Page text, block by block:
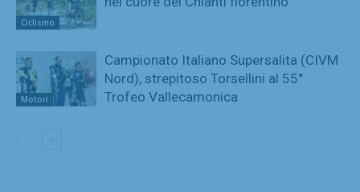
Ciclismo
Motori
Campionato Italiano Supersalita (CIVM
Nord), strepitoso Torsellini al 55°
Trofeo Vallecamonica